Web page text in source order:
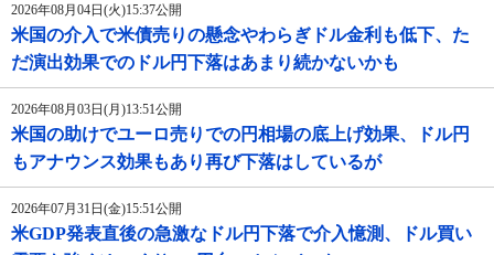
2026年08月04日(火)15:37公開
米国の介入で米債売りの懸念やわらぎドル金利も低下、た
だ演出効果でのドル円下落はあまり続かないかも
2026年08月03日(月)13:51公開
米国の助けでユーロ売りでの円相場の底上げ効果、ドル円
もアナウンス効果もあり再び下落はしているが
2026年07月31日(金)15:51公開
米GDP発表直後の急激なドル円下落で介入憶測、ドル買い